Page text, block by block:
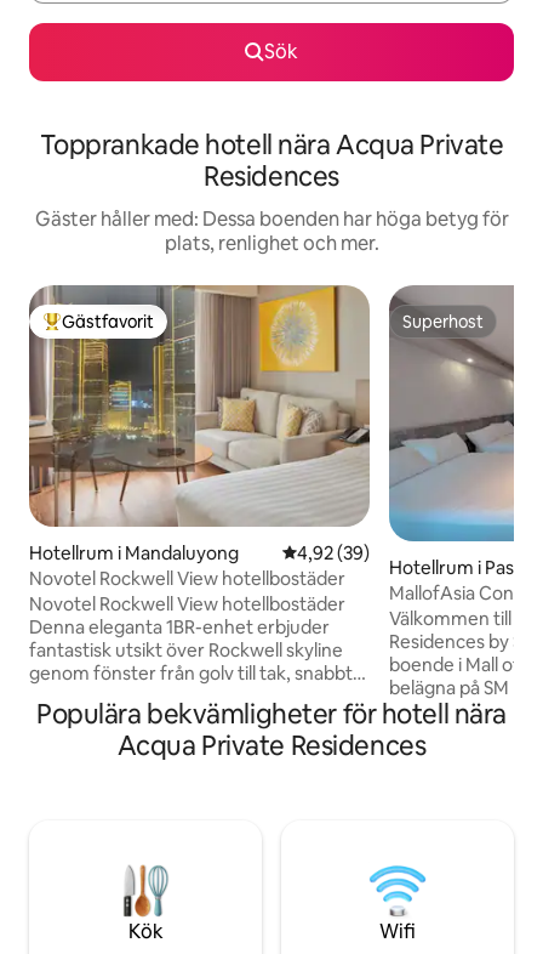
Sök
Topprankade hotell nära Acqua Private
Residences
Gäster håller med: Dessa boenden har höga betyg för
plats, renlighet och mer.
Populär gästfavorit
Gästfavorit
Hotellrum i Mandaluyong 4,92 av 5 i genomsnittligt
4,92 (39)
Novotel Rockwell View hotellbostäder
Novotel Rockwell View hotellbostäder
Denna eleganta 1BR-enhet erbjuder
fantastisk utsikt över Rockwell skyline
genom fönster från golv till tak, snabbt
utrustat kök. Njut av tillgång till pooler,
gym, spa, teater, cocktailbarer, barnzon,
restauranger i huset och närbutiker på
med utsikt över stadssilhuetten. Lyxigt
boende med en utsikt du kommer att
Superhost
Superhost
Hotellrum i Pasay
MallofAsia Condo
Välkommen till
Residences by
boende i Mall of Asia! Vi är
belägna på SM
Några
By the Bay, Mall
brett utbud av
avslappnad när
vår lyxiga
och PLAYSTATION-SPEL för
din vistelse fullt ut
Populära bekvämligheter för hotell nära
Acqua Private Residences
Kök Wifi